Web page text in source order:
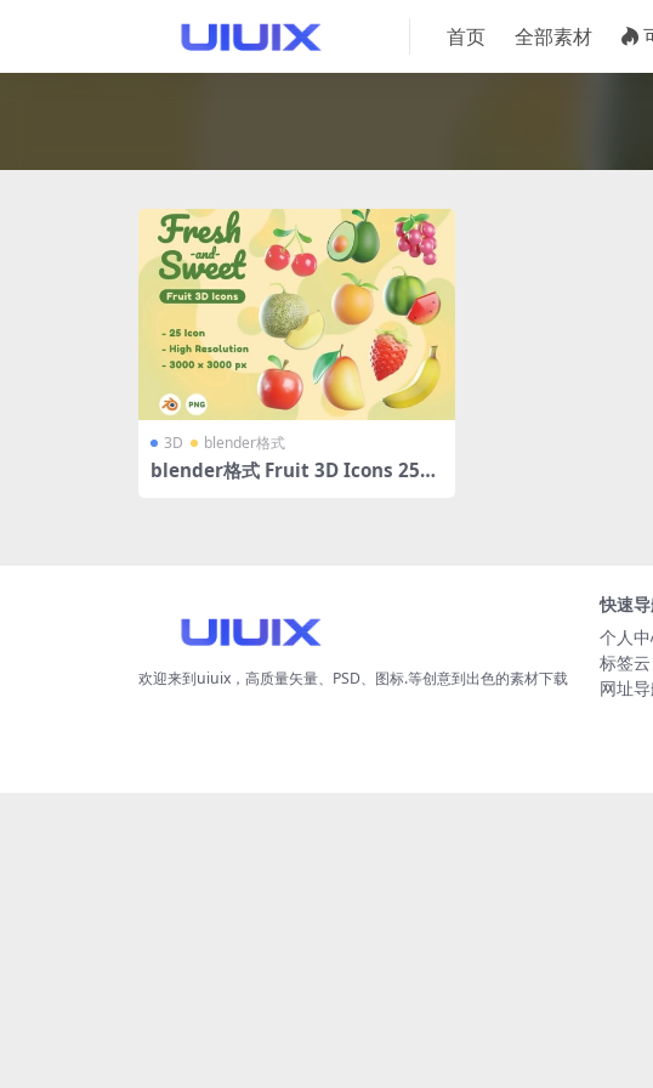
首页 全部素材
3D blender格式
blender格式 Fruit 3D Icons 25个
欢迎来到uiuix，高质量矢量、PSD、图标.等创意到出色的素材下载
快速
个人
标签云
网址